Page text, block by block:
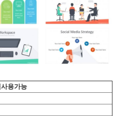
용가능